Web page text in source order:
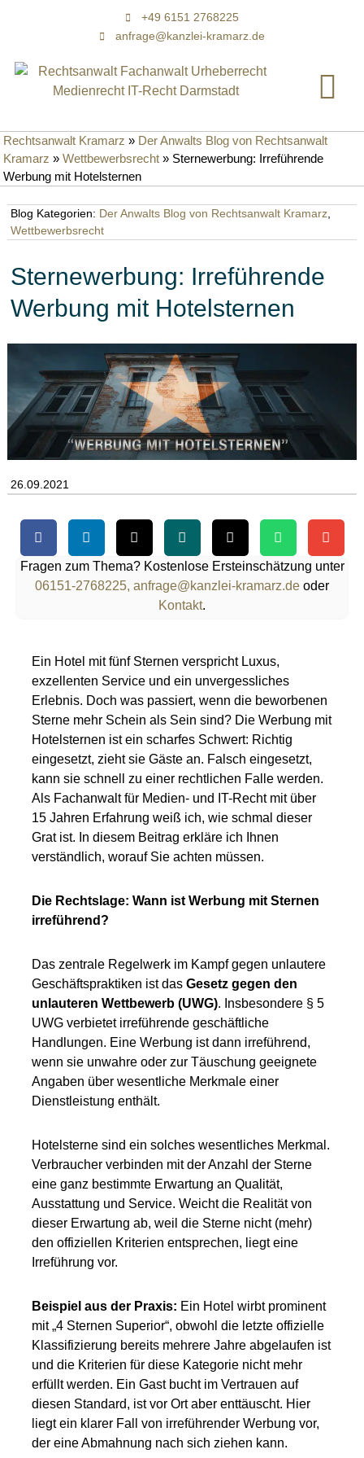
+49 6151 2768225
anfrage@kanzlei-kramarz.de
Rechtsanwalt Kramarz » Der Anwalts Blog von Rechtsanwalt
Kramarz »Wettbewerbsrecht » Sternewerbung: Irreführende
Werbung mit Hotelsternen
Blog Kategorien: Der Anwalts Blog von Rechtsanwalt Kramarz,
Wettbewerbsrecht
Sternewerbung: Irreführende
Werbung mit Hotelsternen
26.09.2021
Fragen zum Thema? Kostenlose Ersteinschätzung unter
06151-2768225, anfrage@kanzlei-kramarz.de oder
Kontakt.
Ein Hotel mit fünf Sternen verspricht Luxus,
exzellenten Service und ein unvergessliches
Erlebnis. Doch was passiert, wenn die beworbenen
Sterne mehr Schein als Sein sind? Die Werbung mit
Hotelsternen ist ein scharfes Schwert: Richtig
eingesetzt, zieht sie Gäste an. Falsch eingesetzt,
kann sie schnell zu einer rechtlichen Falle werden.
Als Fachanwalt für Medien- und IT-Recht mit über
15 Jahren Erfahrung weiß ich, wie schmal dieser
Grat ist. In diesem Beitrag erkläre ich Ihnen
verständlich, worauf Sie achten müssen.
Die Rechtslage: Wann ist Werbung mit Sternen
irreführend?
Das zentrale Regelwerk im Kampf gegen unlautere
Geschäftspraktiken ist das Gesetz gegen den
unlauteren Wettbewerb (UWG). Insbesondere § 5
UWG verbietet irreführende geschäftliche
Handlungen. Eine Werbung ist dann irreführend,
wenn sie unwahre oder zur Täuschung geeignete
Angaben über wesentliche Merkmale einer
Dienstleistung enthält.
Hotelsterne sind ein solches wesentliches Merkmal.
Verbraucher verbinden mit der Anzahl der Sterne
eine ganz bestimmte Erwartung an Qualität,
Ausstattung und Service. Weicht die Realität von
dieser Erwartung ab, weil die Sterne nicht (mehr)
den offiziellen Kriterien entsprechen, liegt eine
Irreführung vor.
Beispiel aus der Praxis: Ein Hotel wirbt prominent
mit „4 Sternen Superior“, obwohl die letzte offizielle
Klassifizierung bereits mehrere Jahre abgelaufen ist
und die Kriterien für diese Kategorie nicht mehr
erfüllt werden. Ein Gast bucht im Vertrauen auf
diesen Standard, ist vor Ort aber enttäuscht. Hier
liegt ein klarer Fall von irreführender Werbung vor,
der eine Abmahnung nach sich ziehen kann.